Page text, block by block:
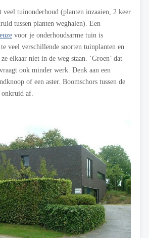
veel tuinonderhoud (planten inzaaien, 2 keer
tussen planten weghalen). Een
voor je onderhoudsarme tuin is
veel verschillende soorten tuinplanten en
elkaar niet in de weg staan. ‘Groen’ dat
ook minder werk. Denk aan een
of een aster. Boomschors tussen de
af.